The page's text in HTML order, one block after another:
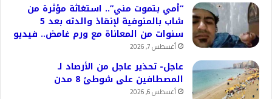
“أمي بتموت مني”.. استغاثة مؤثرة من
شاب بالمنوفية لإنقاذ والدته بعد 5
سنوات من المعاناة مع ورم غامض.. فيديو
أغسطس 7, 2026
عاجل- تحذير عاجل من الأرصاد لـ
المصطافين على شوطئ 8 مدن
أغسطس 6, 2026